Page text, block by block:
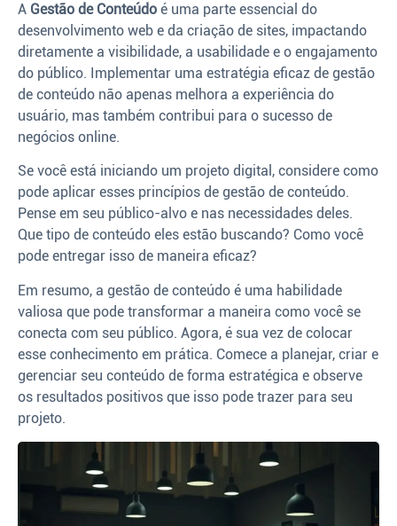
A Gestão de Conteúdo é uma parte essencial do
desenvolvimento web e da criação de sites, impactando
diretamente a visibilidade, a usabilidade e o engajamento
do público. Implementar uma estratégia eficaz de gestão
de conteúdo não apenas melhora a experiência do
usuário, mas também contribui para o sucesso de
negócios online.
Se você está iniciando um projeto digital, considere como
pode aplicar esses princípios de gestão de conteúdo.
Pense em seu público-alvo e nas necessidades deles.
Que tipo de conteúdo eles estão buscando? Como você
pode entregar isso de maneira eficaz?
Em resumo, a gestão de conteúdo é uma habilidade
valiosa que pode transformar a maneira como você se
conecta com seu público. Agora, é sua vez de colocar
esse conhecimento em prática. Comece a planejar, criar e
gerenciar seu conteúdo de forma estratégica e observe
os resultados positivos que isso pode trazer para seu
projeto.